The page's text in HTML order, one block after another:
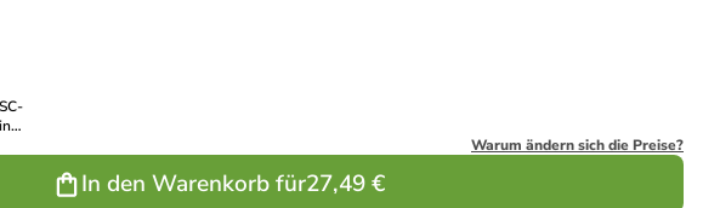
Warum ändern sich die Preise?
In den Warenkorb für27,49 €